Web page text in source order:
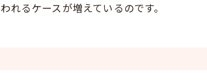
るケースが増えているのです。